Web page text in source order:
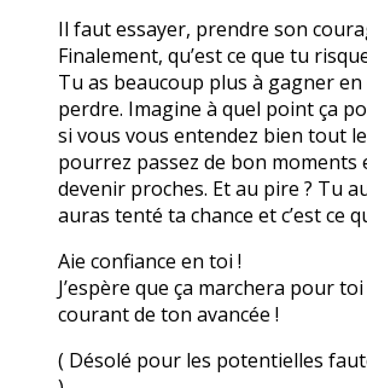
Il faut essayer, prendre son
Finalement, qu’est ce que tu
Tu as beaucoup plus à gagner en
perdre. Imagine à quel point ça
si vous vous entendez bien tout
pourrez passez de bon moments
devenir proches. Et au pire ? Tu
auras tenté ta chance et c’est ce
Aie confiance en toi !
J’espère que ça marchera pour
courant de ton avancée !
( Désolé pour les potentielles